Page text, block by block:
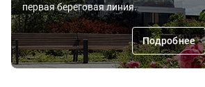
первая береговая линия.
Подробнее